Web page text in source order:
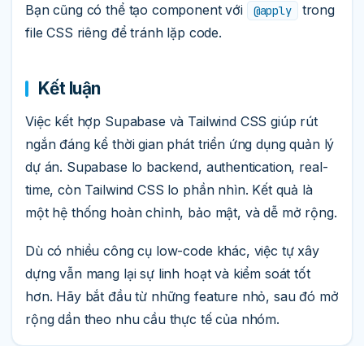
Bạn cũng có thể tạo component với @apply
trong
file CSS riêng để tránh lặp code.
Kết luận
Việc kết hợp Supabase và Tailwind CSS giúp rút
ngắn đáng kể thời gian phát triển ứng dụng quản lý
dự án. Supabase lo backend, authentication, real-
time, còn Tailwind CSS lo phần nhìn. Kết quả là
một hệ thống hoàn chỉnh, bảo mật, và dễ mở rộng.
Dù có nhiều công cụ low-code khác, việc tự xây
dựng vẫn mang lại sự linh hoạt và kiểm soát tốt
hơn. Hãy bắt đầu từ những feature nhỏ, sau đó mở
rộng dần theo nhu cầu thực tế của nhóm.